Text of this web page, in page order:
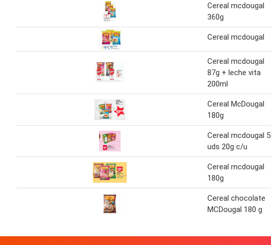
Cereal mcdougal
360g
Cereal mcdougal
Cereal mcdougal
87g + leche vita
200ml
Cereal McDougal
180g
Cereal mcdougal 5
uds 20g c/u
Cereal mcdougal
180g
Cereal chocolate
MCDougal 180 g